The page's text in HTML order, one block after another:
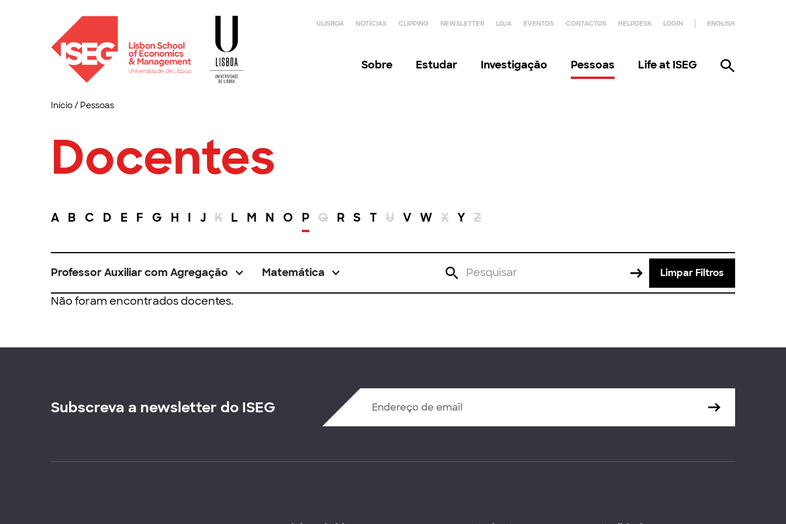
ULISBOA NOTÍCIAS CLIPPING NEWSLETTER LOJA EVENTOS CONTACTOS HELPDESK LOGIN ENGLISH
Sobre Estudar Investigação Pessoas Life at ISEG
Início/ Pessoas
Docentes
A B C D E F G H I J K L M N O P Q R S T U V W X Y Z
Professor Auxiliar com Agregação Matemática Limpar Filtros
Não foram encontrados docentes.
Subscreva a newsletter do ISEG